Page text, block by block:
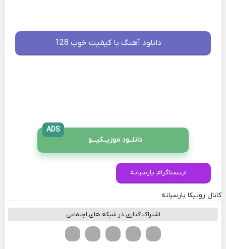
دانلود آهنگ با کیفیت خوب 128
دانلــود موزیــکیـــو
ADS
اینستاگرام پارسیانه
کانال روبیکا پارسیانه
اشتراک گذاری در شبکه های اجتماعی
لینکدین تویتر
فیسوک